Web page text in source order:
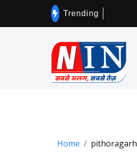
Trending
Home pithoragarh